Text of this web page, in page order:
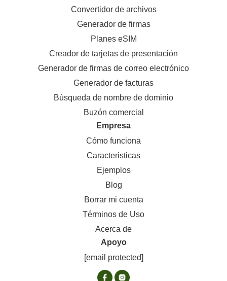
Convertidor de archivos
Generador de firmas
Planes eSIM
Creador de tarjetas de presentación
Generador de firmas de correo electrónico
Generador de facturas
Búsqueda de nombre de dominio
Buzón comercial
Empresa
Cómo funciona
Caracteristicas
Ejemplos
Blog
Borrar mi cuenta
Términos de Uso
Acerca de
Apoyo
[email protected]